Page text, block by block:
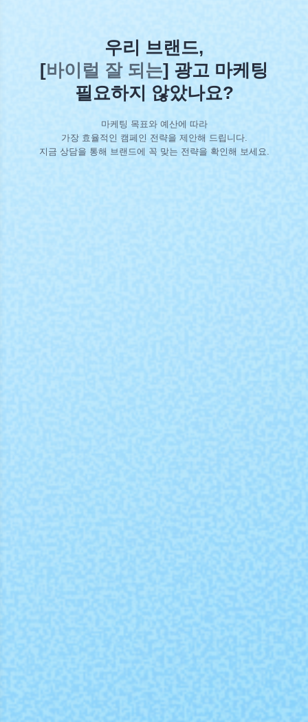
우리 브랜드,
[신뢰할 수 있는] 광고 마케팅
필요하지 않았나요?
마케팅 목표와 예산에 따라
가장 효율적인 캠페인 전략을 제안해 드립니다.
지금 상담을 통해 브랜드에 꼭 맞는 전략을 확인해 보세요.